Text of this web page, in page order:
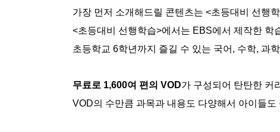
가장 먼저 소개해드릴 콘텐츠는 <초등대비 선행
<초등대비 선행학습>에서는 EBS에서 제작한 학
초등학교 6학년까지 즐길 수 있는 국어, 수학, 과
무료로 1,600여 편의 VOD가 구성되어 탄탄한 커
VOD의 수만큼 과목과 내용도 다양해서 아이들